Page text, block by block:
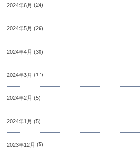
2024年6月 (24)
2024年5月 (26)
2024年4月 (30)
2024年3月 (17)
2024年2月 (5)
2024年1月 (5)
2023年12月 (5)